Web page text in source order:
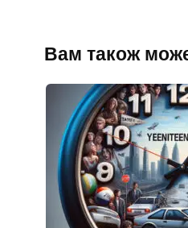
Вам також